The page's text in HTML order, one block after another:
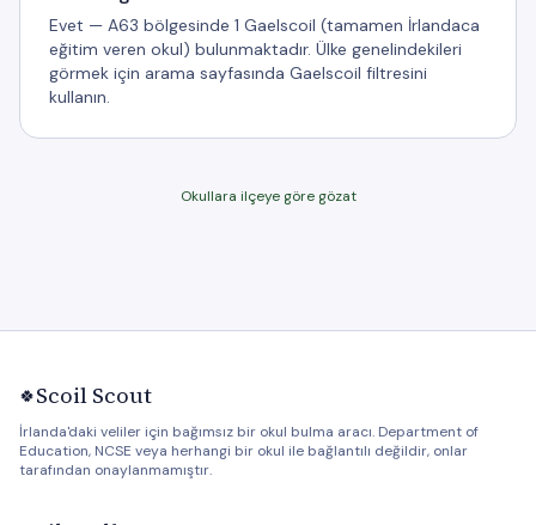
Evet — A63 bölgesinde 1 Gaelscoil (tamamen İrlandaca
eğitim veren okul) bulunmaktadır. Ülke genelindekileri
görmek için arama sayfasında Gaelscoil filtresini
kullanın.
Okullara ilçeye göre gözat
🍀Scoil Scout
İrlanda'daki veliler için bağımsız bir okul bulma aracı. Department of
Education, NCSE veya herhangi bir okul ile bağlantılı değildir, onlar
tarafından onaylanmamıştır.